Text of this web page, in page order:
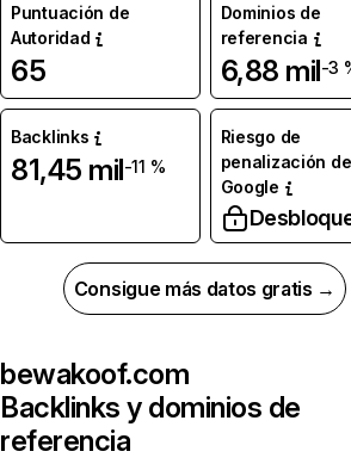
Puntuación de
Autoridad
65
Dominios de
referencia
6,88 mil-3
Backlinks
81,45 mil-11 %
Riesgo de
penalización de
Google
Consigue más datos gratis →
bewakoof.com
Backlinks y dominios de
referencia